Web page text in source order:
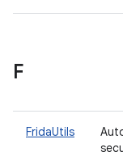
F
FridaUtils